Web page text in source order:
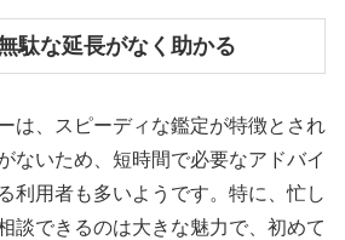
駄な延長がなく助かる
は、スピーディな鑑定が特徴とされ
ないため、短時間で必要なアドバイ
利用者も多いようです。特に、忙し
談できるのは大きな魅力で、初めて